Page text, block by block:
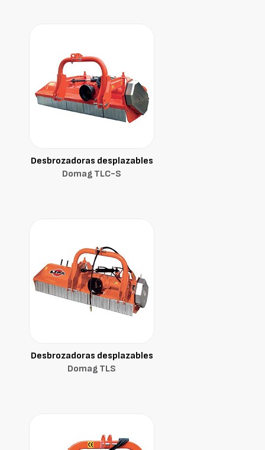
Desbrozadoras desplazables
Domag TLC-S
Desbrozadoras desplazables
Domag TLS